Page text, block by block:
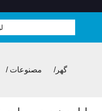
گھر مصنوعات